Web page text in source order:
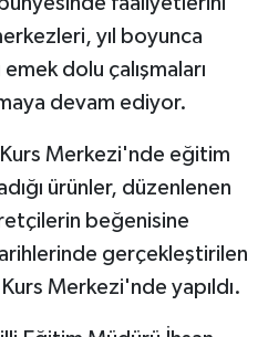
yıl boyunca
emek dolu çalışmaları
devam ediyor.
Merkezi'nde eğitim
ürünler, düzenlenen
beğenisine
gerçekleştirilen
Kurs Merkezi'nde yapıldı.